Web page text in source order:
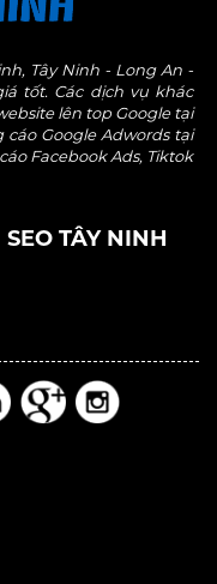
Tây Ninh - Long An -
tốt. Các dịch vụ khác
lên top Google tại
Google Adwords tại
Facebook Ads, Tiktok
TÂY NINH